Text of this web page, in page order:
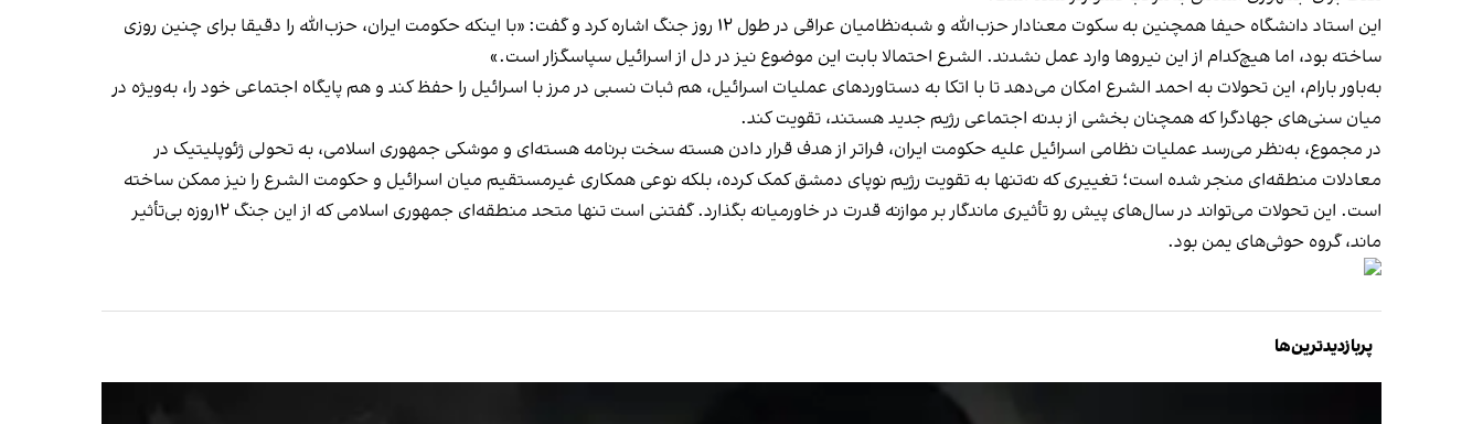
این استاد دانشگاه حیفا همچنین به سکوت معنادار حزب‌الله و شبه‌نظامیان عراقی در طول ۱۲ روز جنگ اشاره کرد و گفت: «با اینکه حکومت ایران، حزب‌الله را دقیقا برای چنین روزی
ساخته بود، اما هیچ‌کدام از این نیروها وارد عمل نشدند. الشرع احتمالا بابت این موضوع نیز در دل از اسرائیل سپاسگزار است.»
به‌باور بارام، این تحولات به احمد الشرع امکان می‌دهد تا با اتکا به دستاوردهای عملیات اسرائیل، هم ثبات نسبی در مرز با اسرائیل را حفظ کند و هم پایگاه اجتماعی خود را، به‌ویژه در
میان سنی‌های جهادگرا که همچنان بخشی از بدنه اجتماعی رژیم جدید هستند، تقویت کند.
در مجموع، به‌نظر می‌رسد عملیات نظامی اسرائیل علیه حکومت ایران، فراتر از هدف قرار دادن هسته سخت برنامه هسته‌ای و موشکی جمهوری اسلامی، به تحولی ژئوپلیتیک در
معادلات منطقه‌ای منجر شده است؛ تغییری که نه‌تنها به تقویت رژیم نوپای دمشق کمک کرده، بلکه نوعی همکاری غیرمستقیم میان اسرائیل و حکومت الشرع را نیز ممکن ساخته
است. این تحولات می‌تواند در سال‌های پیش رو تأثیری ماندگار بر موازنه قدرت در خاورمیانه بگذارد. گفتنی است تنها متحد منطقه‌ای جمهوری اسلامی که از این جنگ ۱۲روزه بی‌تأثیر
ماند، گروه حوثی‌های یمن بود.
پربازدیدترین‌ها